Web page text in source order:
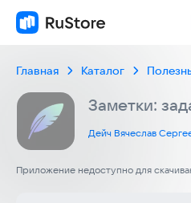
Главная Каталог
Заметки:
Дейч Вячеслав
Приложение недоступно для